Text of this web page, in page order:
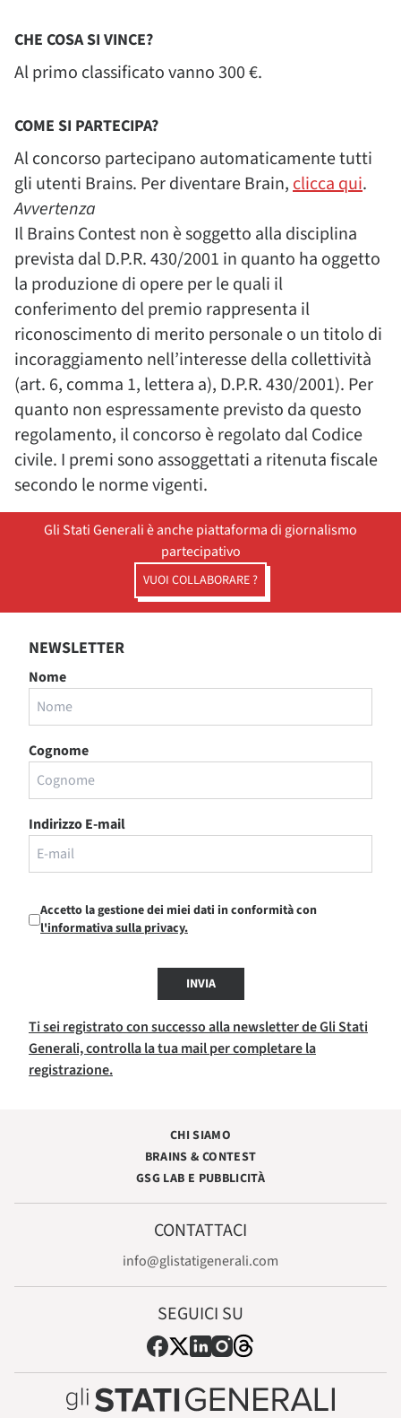
CHE COSA SI VINCE?
Al primo classificato vanno 300 €.
COME SI PARTECIPA?
Al concorso partecipano automaticamente tutti
gli utenti Brains. Per diventare Brain,clicca qui.
Avvertenza
Il Brains Contest non è soggetto alla disciplina
prevista dal D.P.R. 430/2001 in quanto ha oggetto
la produzione di opere per le quali il
conferimento del premio rappresenta il
riconoscimento di merito personale o un titolo di
incoraggiamento nell’interesse della collettività
(art. 6, comma 1, lettera a), D.P.R. 430/2001). Per
quanto non espressamente previsto da questo
regolamento, il concorso è regolato dal Codice
civile. I premi sono assoggettati a ritenuta fiscale
secondo le norme vigenti.
Gli Stati Generali è anche piattaforma di giornalismo
partecipativo
VUOI COLLABORARE ?
NEWSLETTER
Nome
Cognome
Indirizzo E-mail
Accetto la gestione dei miei dati in conformità con
l'informativa sulla privacy.
INVIA
Ti sei registrato con successo alla newsletter de Gli Stati
Generali, controlla la tua mail per completare la
registrazione.
CHI SIAMO
BRAINS & CONTEST
GSG LAB E PUBBLICITÀ
CONTATTACI
info@glistatigenerali.com
SEGUICI SU